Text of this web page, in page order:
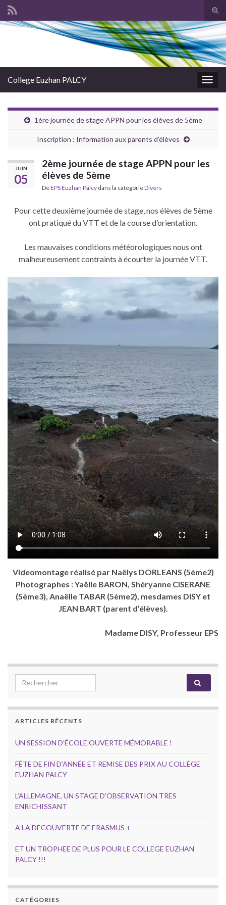
Search for:
College Euzhan PALCY
1ère journée de stage APPN pour les élèves de 5ème
Inscription : Information aux parents d’élèves
JUIN
05
2ème journée de stage APPN pour les
élèves de 5ème
DeEPS Euzhan Palcy dans la catégorieDivers
Pour cette deuxième journée de stage, nos élèves de 5ème
ont pratiqué du VTT et de la course d’orientation.
Les mauvaises conditions météorologiques nous ont
malheureusement contraints à écourter la journée VTT.
Videomontage réalisé par Naëlys DORLEANS (5ème2)
Photographes : Yaëlle BARON, Shéryanne CISERANE
(5ème3), Anaëlle TABAR (5ème2), mesdames DISY et
JEAN BART (parent d’élèves).
Madame DISY, Professeur EPS
Search for:
ARTICLES RÉCENTS
UN SESSION D’ÉCOLE OUVERTE MÉMORABLE !
FÊTE DE FIN D’ANNÉE ET REMISE DES PRIX AU COLLÈGE
EUZHAN PALCY
L’ALLEMAGNE, UN STAGE D’OBSERVATION TRES
ENRICHISSANT
A LA DECOUVERTE DE ERASMUS +
ET UN TROPHEE DE PLUS POUR LE COLLEGE EUZHAN
PALCY !!!
CATÉGORIES